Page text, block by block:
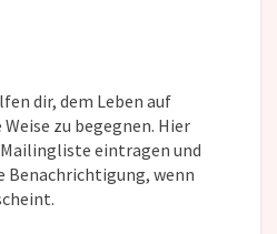
dir, dem Leben auf
zu begegnen. Hier
eintragen und
Benachrichtigung, wenn